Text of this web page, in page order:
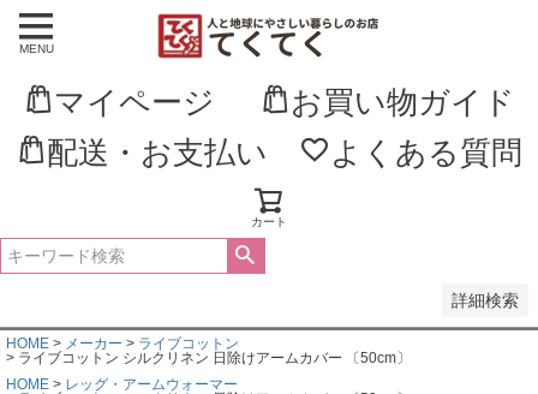
MENU
マイページ
お買い物ガイド
配送・お支払い
よくある質問
カート
詳細検索
新着順
登録順
価格が高い順
優先度順
HOME メーカー
ライブコットン
ライブコットン シルクリネン 日除けアームカバー 〔50cm〕
HOME
レッグ・アームウォーマー